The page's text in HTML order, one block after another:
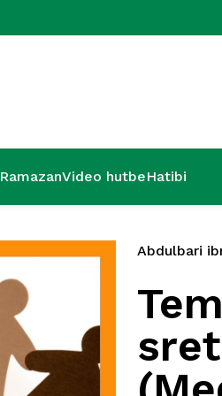
RamazanVideo hutbeHatibi
Abdulbari